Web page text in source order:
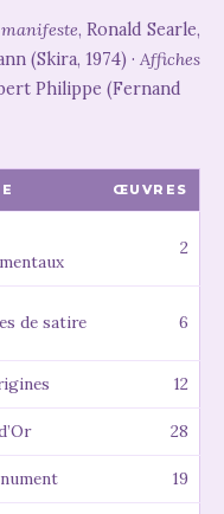
, Ronald Searle,
(Skira, 1974) · Affiches
Philippe (Fernand
ŒUVRES
2
de satire 6
12
28
19